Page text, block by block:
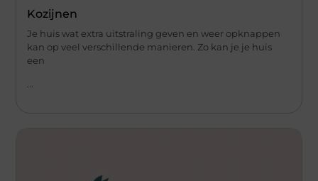
Kozijnen
Je huis wat extra uitstraling geven en weer opknappen
kan op veel verschillende manieren. Zo kan je je huis
een
...